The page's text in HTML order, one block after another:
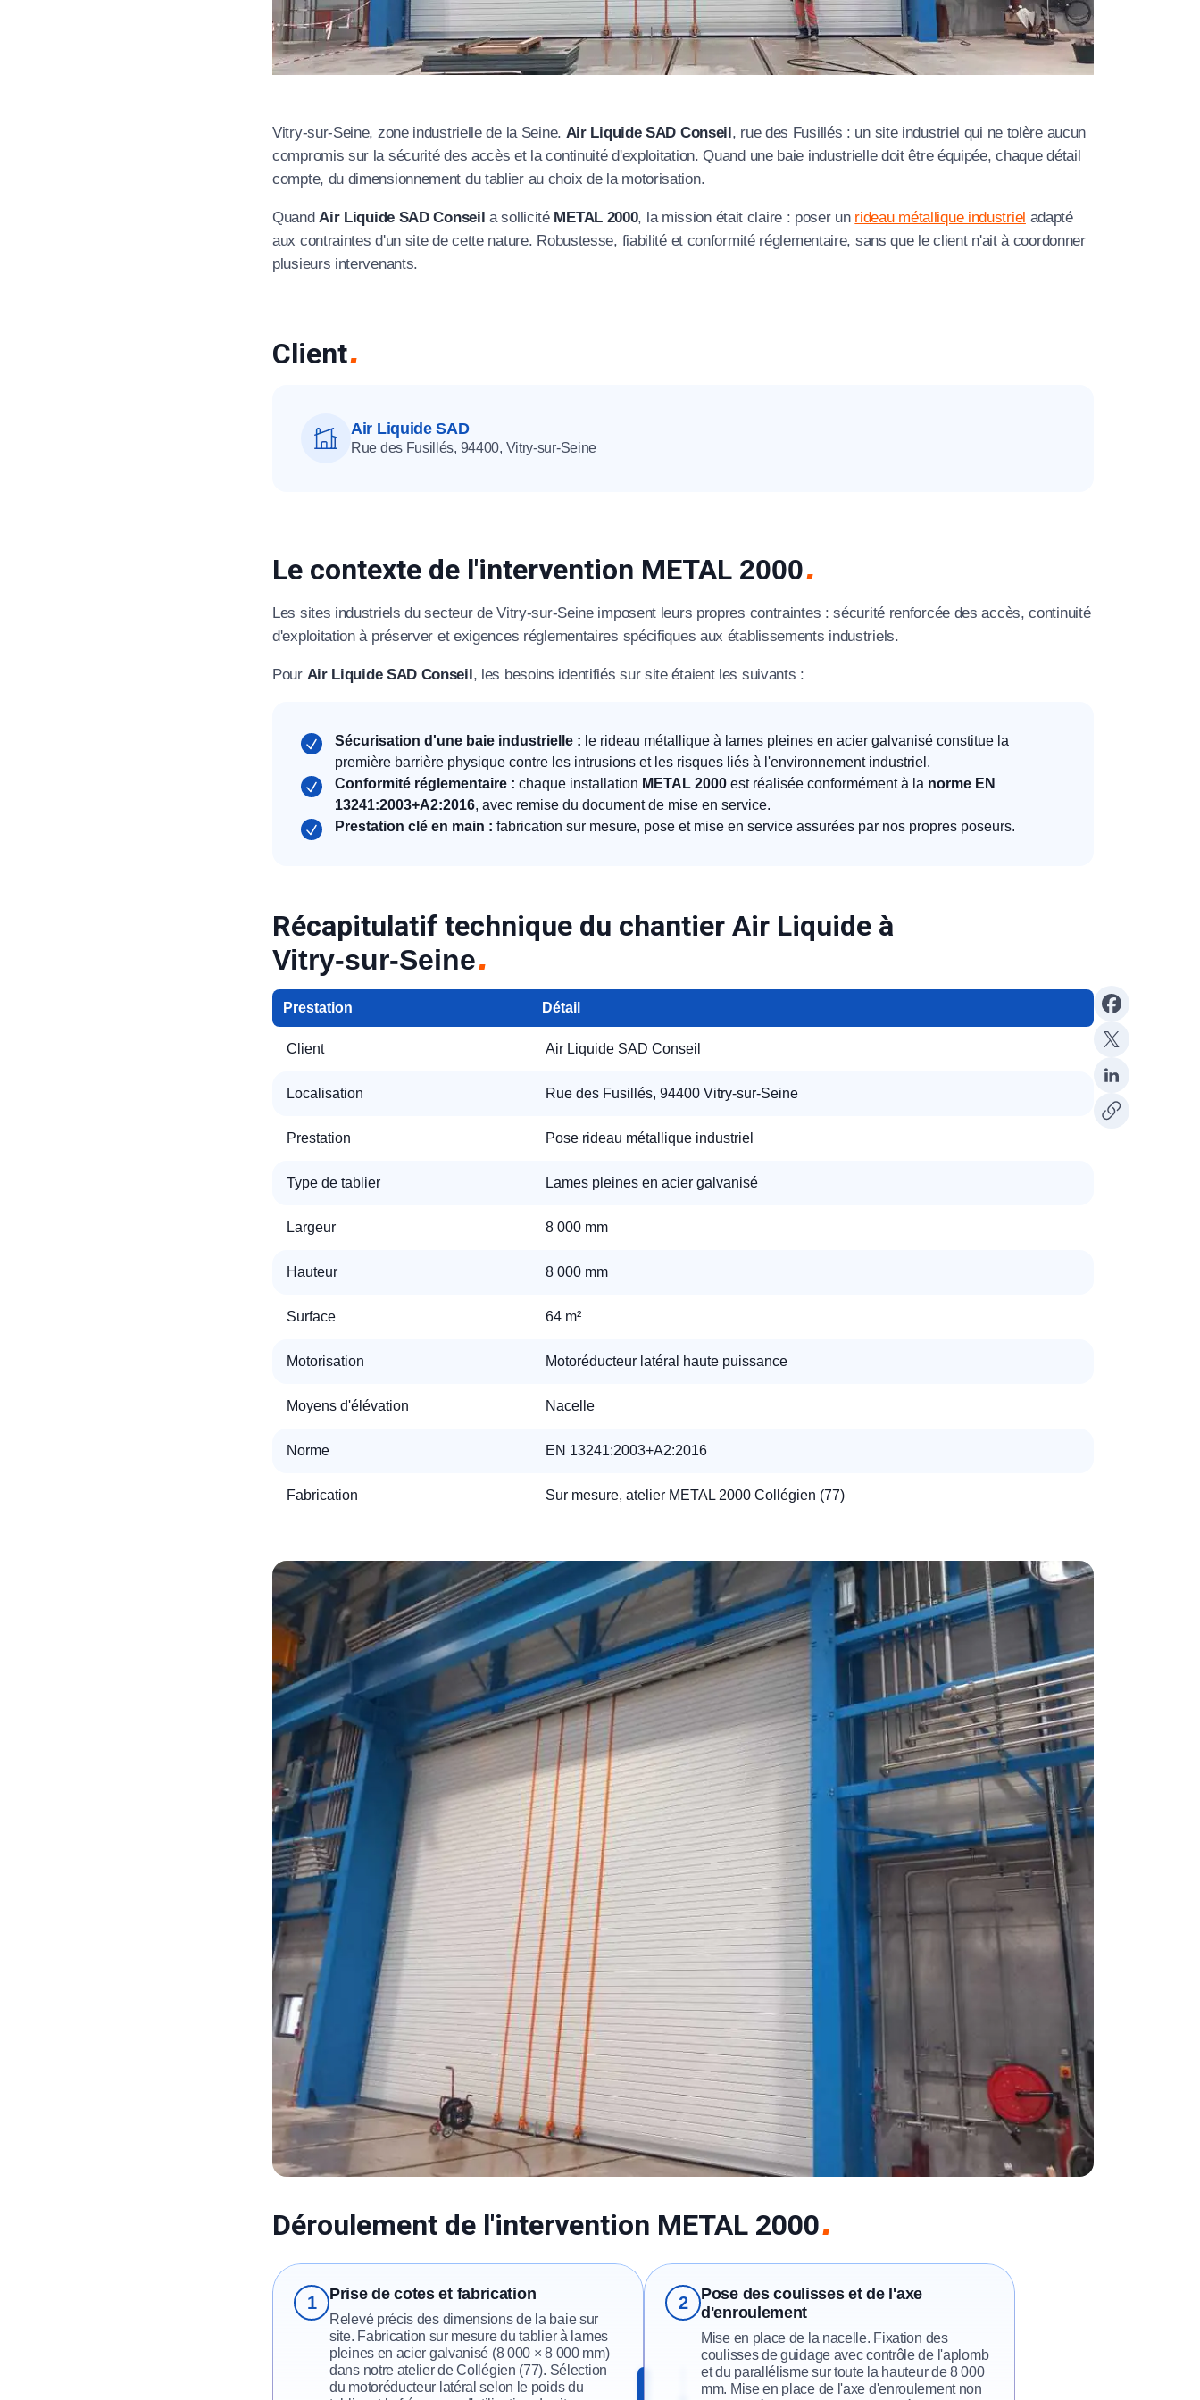
À propos de nous
Nos agences
Vitry-sur-Seine, zone industrielle de la Seine. Air Liquide SAD Conseil, rue des Fusillés : un site industriel qui ne tolère aucun
compromis sur la sécurité des accès et la continuité d'exploitation. Quand une baie industrielle doit être équipée, chaque détail
compte, du dimensionnement du tablier au choix de la motorisation.
QuandAir Liquide SAD Conseila sollicitéMETAL 2000, la mission était claire : poser un rideau métallique industriel adapté
aux contraintes d'un site de cette nature. Robustesse, fiabilité et conformité réglementaire, sans que le client n'ait à coordonner
plusieurs intervenants.
Client
Air Liquide SAD
Rue des Fusillés, 94400, Vitry-sur-Seine
Le contexte de l'intervention METAL 2000
Les sites industriels du secteur de Vitry-sur-Seine imposent leurs propres contraintes : sécurité renforcée des accès, continuité
d'exploitation à préserver et exigences réglementaires spécifiques aux établissements industriels.
Pour Air Liquide SAD Conseil, les besoins identifiés sur site étaient les suivants :
Sécurisation d'une baie industrielle : le rideau métallique à lames pleines en acier galvanisé constitue la
première barrière physique contre les intrusions et les risques liés à l'environnement industriel.
Conformité réglementaire : chaque installation METAL 2000 est réalisée conformément à la norme EN
13241:2003+A2:2016, avec remise du document de mise en service.
Prestation clé en main : fabrication sur mesure, pose et mise en service assurées par nos propres poseurs.
Récapitulatif technique du chantier Air Liquide à
Vitry-sur-Seine
Prestation Détail
Client Air Liquide SAD Conseil
Localisation Rue des Fusillés, 94400 Vitry-sur-Seine
Prestation Pose rideau métallique industriel
Type de tablier Lames pleines en acier galvanisé
Largeur 8 000 mm
Hauteur 8 000 mm
Surface 64 m²
Motorisation Motoréducteur latéral haute puissance
Moyens d'élévation Nacelle
Norme EN 13241:2003+A2:2016
Fabrication Sur mesure, atelier METAL 2000 Collégien (77)
Déroulement de l'intervention METAL 2000
1 Prise de cotes et fabrication
Relevé précis des dimensions de la baie sur
site. Fabrication sur mesure du tablier à lames
pleines en acier galvanisé (8 000 × 8 000 mm)
dans notre atelier de Collégien (77). Sélection
du motoréducteur latéral selon le poids du
2
Pose des coulisses et de l'axe
d'enroulement
Mise en place de la nacelle. Fixation des
coulisses de guidage avec contrôle de l'aplomb
et du parallélisme sur toute la hauteur de 8 000
mm. Mise en place de l'axe d'enroulement non
Rappel immédiat
Nous vous remercions pour
votre confiance !
* Champs obligatoires pour traiter votre demande.
Rappelez-moi